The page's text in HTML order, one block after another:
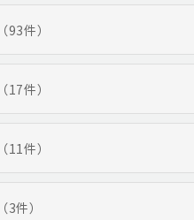
（93件）
（17件）
（11件）
（3件）